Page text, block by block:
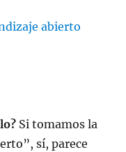
Si tomamos la
sí, parece